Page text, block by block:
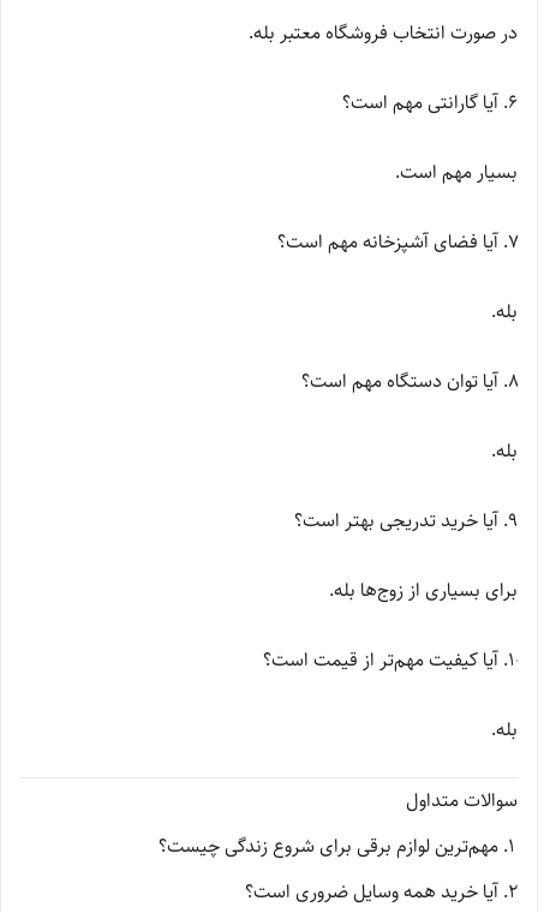
در صورت انتخاب فروشگاه معتبر بله.
آیا گارانتی مهم است؟
بسیار مهم است.
آیا فضای آشپزخانه مهم است؟
بله.
آیا توان دستگاه مهم است؟
بله.
آیا خرید تدریجی بهتر است؟
برای بسیاری از زوج‌ها بله.
آیا کیفیت مهم‌تر از قیمت است؟
بله.
سوالات متداول
مهم‌ترین لوازم برقی برای شروع زندگی چیست؟
آیا خرید همه وسایل ضروری است؟